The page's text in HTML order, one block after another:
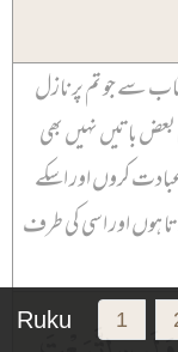
Ruku 1
سے جو تم پر نازل
باتیں نہیں بھی
عبادت کروں اور اسکے
ہوں اور اسی کی طرف